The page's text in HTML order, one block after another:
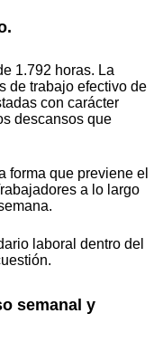
1.792 horas. La
de trabajo efectivo de
con carácter
descansos que
forma que previene el
a lo largo
laboral dentro del
semanal y